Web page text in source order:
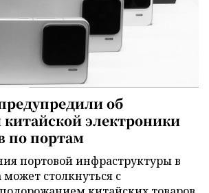
об
электроники
по портам
портовой инфраструктуры в
столкнуться с